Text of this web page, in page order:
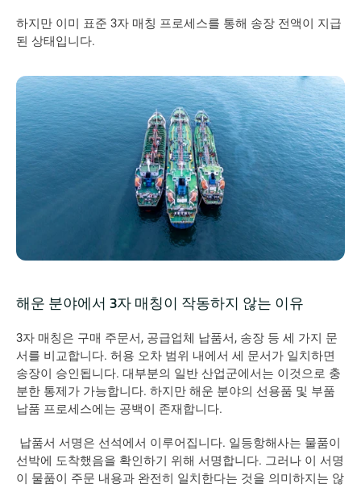
하지만 이미 표준 3자 매칭 프로세스를 통해 송장 전액이 지급
된 상태입니다.
해운 분야에서 3자 매칭이 작동하지 않는 이유
3자 매칭은 구매 주문서, 공급업체 납품서, 송장 등 세 가지 문
서를 비교합니다. 허용 오차 범위 내에서 세 문서가 일치하면
송장이 승인됩니다. 대부분의 일반 산업군에서는 이것으로 충
분한 통제가 가능합니다. 하지만 해운 분야의 선용품 및 부품
납품 프로세스에는 공백이 존재합니다.
납품서 서명은 선석에서 이루어집니다. 일등항해사는 물품이
선박에 도착했음을 확인하기 위해 서명합니다. 그러나 이 서명
이 물품이 주문 내용과 완전히 일치한다는 것을 의미하지는 않